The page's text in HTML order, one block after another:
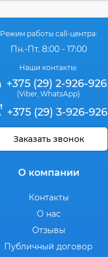
Режим работы call-центра:
Пн.-Пт. 8:00 - 17:00
Наши контакты:
+375 (29) 2-926-926
(Viber WhatsApp)
+375 (29) 3-926-926
Заказать звонок
О компании
Контакты
О нас
Отзывы
Публичный договор